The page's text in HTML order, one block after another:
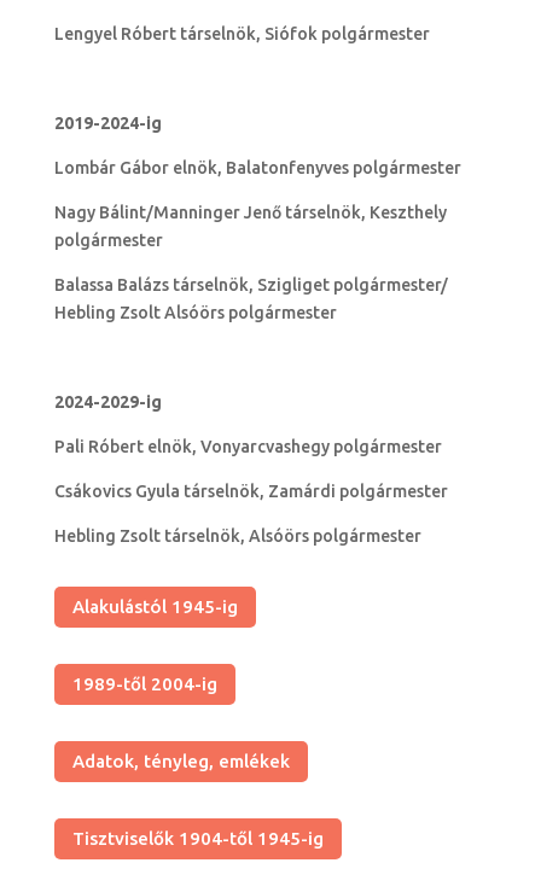
Lengyel Róbert társelnök, Siófok polgármester
2019-2024-ig
Lombár Gábor elnök, Balatonfenyves polgármester
Nagy Bálint/Manninger Jenő társelnök, Keszthely
polgármester
Balassa Balázs társelnök, Szigliget polgármester/
Hebling Zsolt Alsóörs polgármester
2024-2029-ig
Pali Róbert elnök, Vonyarcvashegy polgármester
Csákovics Gyula társelnök, Zamárdi polgármester
Hebling Zsolt társelnök, Alsóörs polgármester
Alakulástól 1945-ig
1989-től 2004-ig
Adatok, tényleg, emlékek
Tisztviselők 1904-től 1945-ig